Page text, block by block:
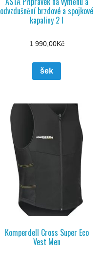
odvzdušnění brzdové a spojkové
kapaliny 2 l
1 990,00Kč
šek
Komperdell Cross Super Eco
Vest Men